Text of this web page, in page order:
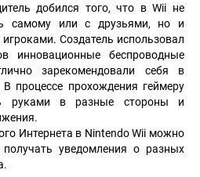
добился того, что в Wii не
самому или с друзьями, но и
Создатель использовал
инновационные беспроводные
зарекомендовали себя в
процессе прохождения геймеру
руками в разные стороны и
Интернета в Nintendo Wii можно
уведомления о разных